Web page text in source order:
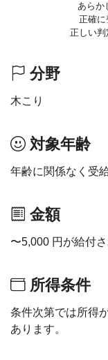
あらか
正確に
正しい
分野
木こり
対象年齢
年齢に関係なく受
金額
〜5,000 円が給付さ
所得条件
条件次第では所得
あります。